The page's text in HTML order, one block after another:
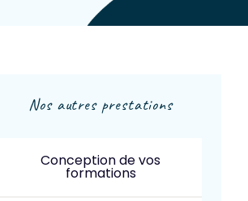
Nos autres prestations
Conception de vos
formations